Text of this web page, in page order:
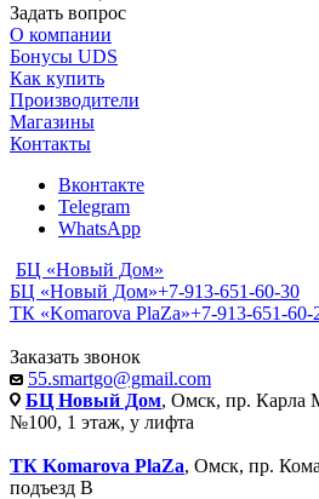
Задать вопрос
О компании
Бонусы UDS
Как купить
Производители
Магазины
Контакты
Вконтакте
Telegram
WhatsApp
БЦ «Новый Дом»
БЦ «Новый Дом»+7-913-651-60-30
ТК «Komarova PlaZa»+7-913-651-60-
Заказать звонок
55.smartgo@gmail.com
БЦ Новый Дом, Омск, пр. Карла
№100, 1 этаж, у лифта
ТК Komarova PlaZa, Омск, пр.
подъезд В